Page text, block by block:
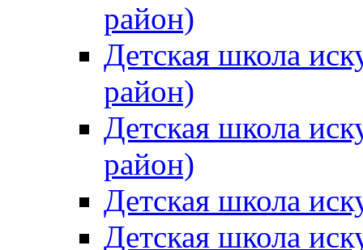
район)
Детская школа
район)
Детская школа
район)
Детская школа
Детская школа